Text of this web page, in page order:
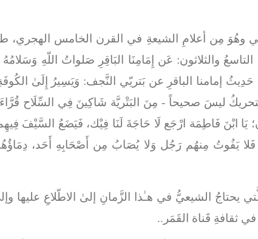
وهُوَ مِن أعلامِ الشيعةِ في القرن الخامس
والثلاثون: عَن إِمَامِنَا البَاقِرِ صَلواتُ اللّهِ وَسَلامُهُ
إمامنا الباقرِ عن بَتريّي النَّجف: وَيَسِيرُ إِلَىٰ
ليسَ صحيحاً - مِنَ البَتْريَّة شَاكِينَ فِي السِّلَاح
يَا ابْنَ فَاطِمَة ارْجَع لَا حَاجَةَ لَنَا فِيْك، فَيَضَعُ السَّيْفَ
يَفُوتُ مِنهُم رَجُل وَلا يُصَابُ مِن أَصْحَابِهِ أَحَد،
الشيعيُّ في هـٰذا الزَّمانِ إلىٰ الاطّلاعِ عليها
ثقافةِ قَناة القَمَر..